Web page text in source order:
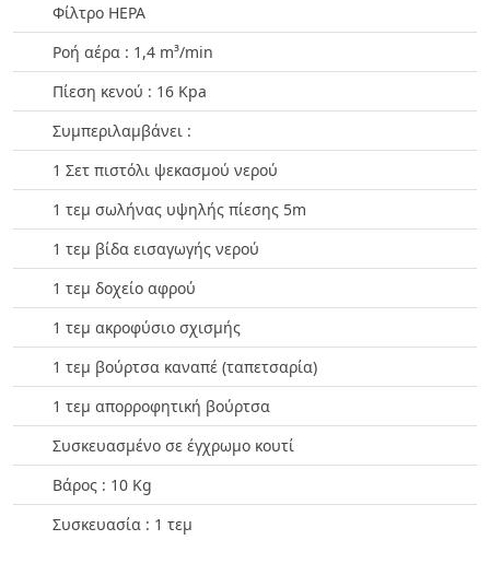
Φίλτρο HEPA
Ροή αέρα : 1,4 m³/min
Πίεση κενού : 16 Kpa
Συμπεριλαμβάνει :
1 Σετ πιστόλι ψεκασμού νερού
1 τεμ σωλήνας υψηλής πίεσης 5m
1 τεμ βίδα εισαγωγής νερού
1 τεμ δοχείο αφρού
1 τεμ ακροφύσιο σχισμής
1 τεμ βούρτσα καναπέ (ταπετσαρία)
1 τεμ απορροφητική βούρτσα
Συσκευασμένο σε έγχρωμο κουτί
Βάρος : 10 Kg
Συσκευασία : 1 τεμ